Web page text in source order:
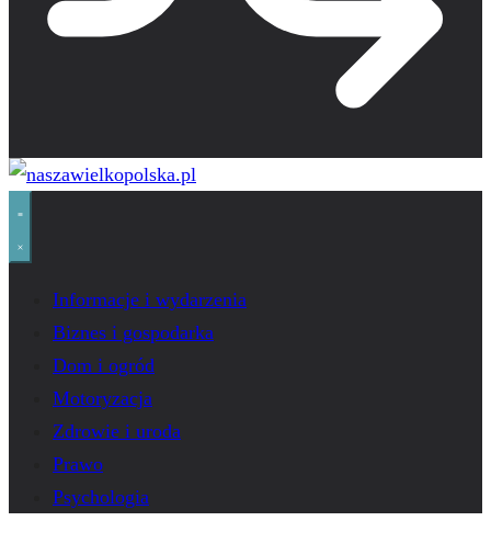
Informacje i wydarzenia
Biznes i gospodarka
Dom i ogród
Motoryzacja
Zdrowie i uroda
Prawo
Psychologia